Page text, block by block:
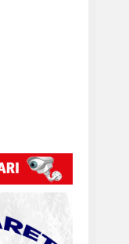
proje